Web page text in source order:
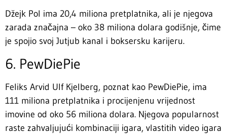
Džejk Pol ima 20,4 miliona pretplatnika, ali je njegova
zarada značajna – oko 38 miliona dolara godišnje, čime
je spojio svoj Jutjub kanal i boksersku karijeru.
6. PewDiePie
Feliks Arvid Ulf Kjelberg, poznat kao PewDiePie, ima
111 miliona pretplatnika i procijenjenu vrijednost
imovine od oko 56 miliona dolara. Njegova popularnost
raste zahvaljujući kombinaciji igara, vlastitih video igara